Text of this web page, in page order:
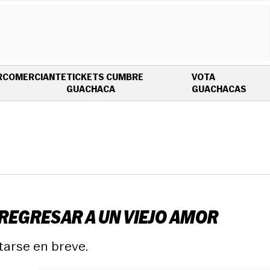
COMERCIANTETICKETS CUMBRE
GUACHACAOPENS IN NEW WINDOW
VOTA
GUACHACAS
A UN VIEJO AMOR
en breve.